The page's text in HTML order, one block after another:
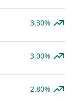
3.30%
3.00%
2.80%